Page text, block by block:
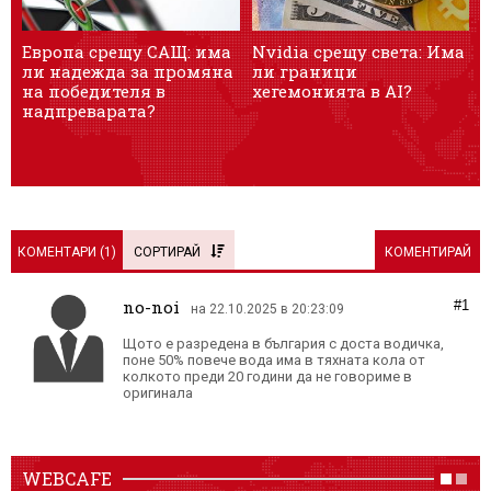
Европа срещу САЩ: има
ли надежда за промяна
на победителя в
надпреварата?
Nvidia срещу света: Има
ли граници
хегемонията в AI?
КОМЕНТАРИ (1 ) СОРТИРАЙ КОМЕНТИРАЙ
no-noi на 22.10.2025 в 20:23:09 #1
Щото е разредена в българия с доста водичка,
поне 50% повече вода има в тяхната кола от
колкото преди 20 години да не говориме в
оригинала
WEBCAFE